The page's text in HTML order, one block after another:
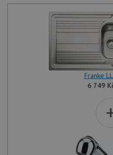
Franke
6 749